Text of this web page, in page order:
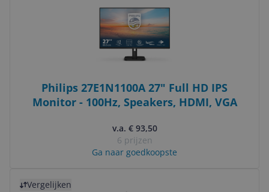
Philips 27E1N1100A 27" Full HD IPS
Monitor - 100Hz, Speakers, HDMI, VGA
v.a. € 93,50
6 prijzen
Ga naar goedkoopste
Vergelijken